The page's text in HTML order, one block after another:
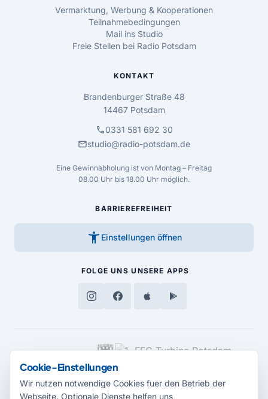
Vermarktung, Werbung & Kooperationen
Teilnahmebedingungen
Mail ins Studio
Freie Stellen bei Radio Potsdam
KONTAKT
Brandenburger Straße 48
14467 Potsdam
call0331 581 692 30
mailstudio@radio-potsdam.de
Eine Gewinnabholung ist von Montag – Freitag
08.00 Uhr bis 18.00 Uhr möglich.
BARRIEREFREIHEIT
accessibility_new Einstellungen öffnen
FOLGE UNS UNSERE APPS
MEDIENPARTNER
Cookie-Einstellungen
Wir nutzen notwendige Cookies fuer den Betrieb der
Webseite. Optionale Dienste helfen uns,